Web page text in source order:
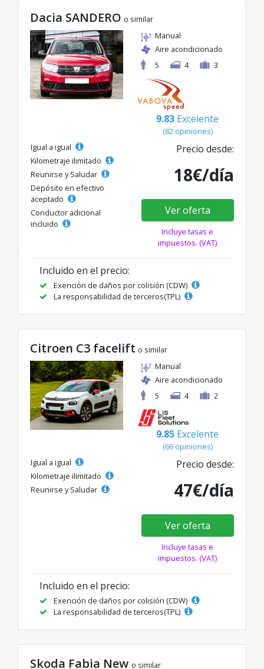
Dacia SANDERO o similar
Manual
Aire acondicionado
5
4 3
9.83 Excelente
(82 opiniones)
Igual a igual
Kilometraje ilimitado
Reunirse y Saludar
Depósito en efectivo
aceptado
Conductor adicional
incluido
Precio desde:
18€/día
Ver oferta
Incluye tasas e
impuestos. (VAT)
Incluido en el precio:
Exención de daños por colisión (CDW)
La responsabilidad de terceros(TPL)
Citroen C3 facelift o similar
Manual
Aire acondicionado
5
4 2
9.85 Excelente
(66 opiniones)
Igual a igual
Kilometraje ilimitado
Reunirse y Saludar
Precio desde:
47€/día
Ver oferta
Incluye tasas e
impuestos. (VAT)
Incluido en el precio:
Exención de daños por colisión (CDW)
La responsabilidad de terceros(TPL)
Skoda Fabia New o similar